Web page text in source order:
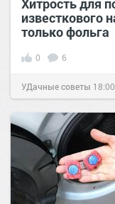
Хитрость для
известкового
только фольга
0 6
УДачные советы 18:00